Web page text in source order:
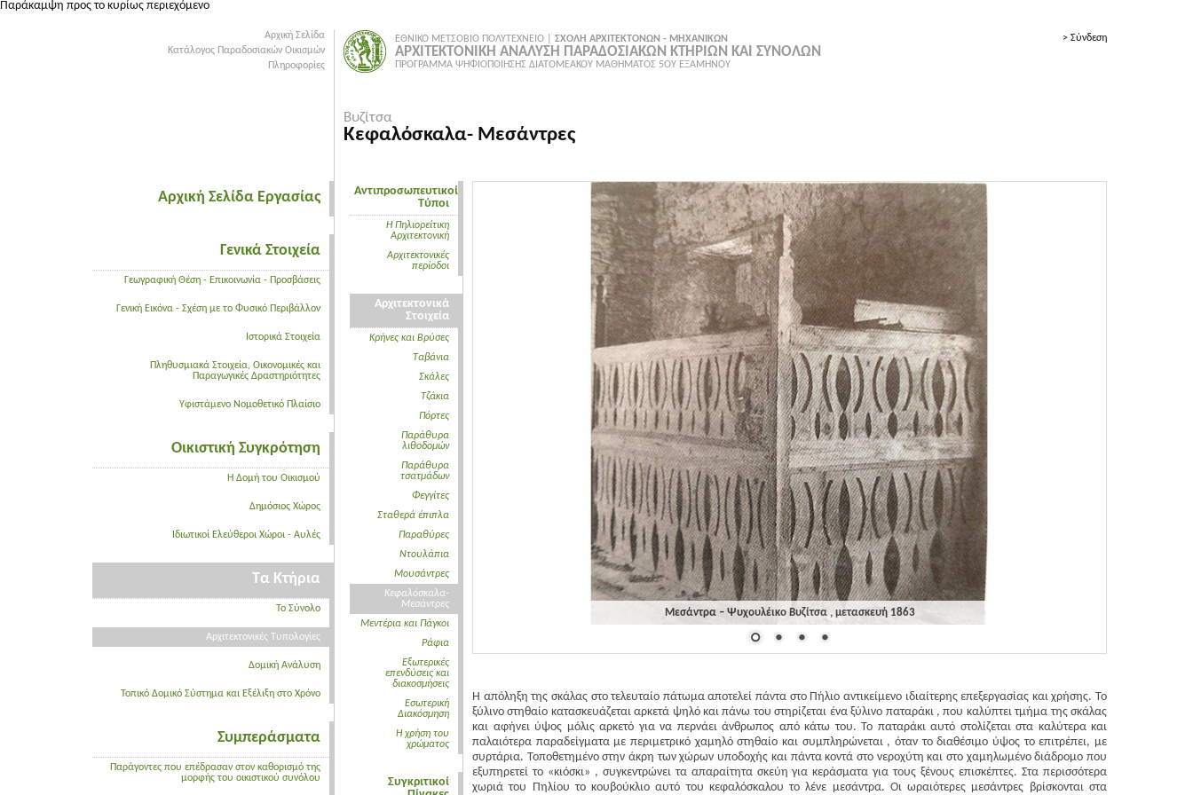
Παράκαμψη προς το κυρίως περιεχόμενο
Αρχική Σελίδα
Κατάλογος Παραδοσιακών Οικισμών
Πληροφορίες
Αρχική Σελίδα Εργασίας
Γενικά Στοιχεία
Γεωγραφική Θέση - Επικοινωνία - Προσβάσεις
Γενική Εικόνα - Σχέση με το Φυσικό Περιβάλλον
Ιστορικά Στοιχεία
Πληθυσμιακά Στοιχεία, Οικονομικές και
Παραγωγικές Δραστηριότητες
Υφιστάμενο Νομοθετικό Πλαίσιο
Οικιστική Συγκρότηση
Η Δομή του Οικισμού
Δημόσιος Χώρος
Ιδιωτικοί Ελεύθεροι Χώροι - Αυλές
Τα Κτήρια
Το Σύνολο
Αρχιτεκτονικές Τυπολογίες
Δομική Ανάλυση
Τοπικό Δομικό Σύστημα και Εξέλιξη στο Χρόνο
Συμπεράσματα
Παράγοντες που επέδρασαν στον καθορισμό της
μορφής του οικιστικού συνόλου
ΕΘΝΙΚΟ ΜΕΤΣΟΒΙΟ ΠΟΛΥΤΕΧΝΕΙΟ | ΣΧΟΛΗ ΑΡΧΙΤΕΚΤΟΝΩΝ - ΜΗΧΑΝΙΚΩΝ
ΑΡΧΙΤΕΚΤΟΝΙΚΗ ΑΝΑΛΥΣΗ ΠΑΡΑΔΟΣΙΑΚΩΝ ΚΤΗΡΙΩΝ ΚΑΙ ΣΥΝΟΛΩΝ
ΠΡΟΓΡΑΜΜΑ ΨΗΦΙΟΠΟΙΗΣΗΣ ΔΙΑΤΟΜΕΑΚΟΥ ΜΑΘΗΜΑΤΟΣ 5ΟΥ ΕΞΑΜΗΝΟΥ
> Σύνδεση
Βυζίτσα
Κεφαλόσκαλα- Μεσάντρες
Αντιπροσωπευτικοί
Τύποι
Η Πηλιορείτικη
Αρχιτεκτονική
Aρχιτεκτονικές
περίοδοι
Αρχιτεκτονικά
Στοιχεία
Κρήνες και Βρύσες
Tαβάνια
Σκάλες
Tζάκια
Πόρτες
Παράθυρα
λιθοδομών
Παράθυρα
τσατμάδων
Φεγγίτες
Σταθερά έπιπλα
Παραθύρες
Ντουλάπια
Μουσάντρες
Κεφαλόσκαλα-
Μεσάντρες
Μεντέρια και Πάγκοι
Ράφια
Εξωτερικές
επενδύσεις και
διακοσμήσεις
Εσωτερική
Διακόσμηση
Η χρήση του
χρώματος
Συγκριτικοί
Μεσάντρα – Ψυχουλέικο Βυζίτσα , μετασκευή 1863
Η απόληξη της σκάλας στο τελευταίο πάτωμα αποτελεί πάντα στο Πήλιο αντικείμενο ιδιαίτερης επεξεργασίας και χρήσης. Το
ξύλινο στηθαίο κατασκευάζεται αρκετά ψηλό και πάνω του στηρίζεται ένα ξύλινο παταράκι , που καλύπτει τμήμα της σκάλας
και αφήνει ύψος μόλις αρκετό για να περνάει άνθρωπος από κάτω του. Το παταράκι αυτό στολίζεται στα καλύτερα και
παλαιότερα παραδείγματα με περιμετρικό χαμηλό στηθαίο και συμπληρώνεται , όταν το διαθέσιμο ύψος το επιτρέπει, με
συρτάρια. Τοποθετημένο στην άκρη των χώρων υποδοχής και πάντα κοντά στο νεροχύτη και στο χαμηλωμένο διάδρομο που
εξυπηρετεί το «κιόσκι» , συγκεντρώνει τα απαραίτητα σκεύη για κεράσματα για τους ξένους επισκέπτες. Στα περισσότερα
χωριά του Πηλίου το κουβούκλιο αυτό του κεφαλόσκαλου το λένε μεσάντρα. Οι ωραιότερες μεσάντρες βρίσκονται στα